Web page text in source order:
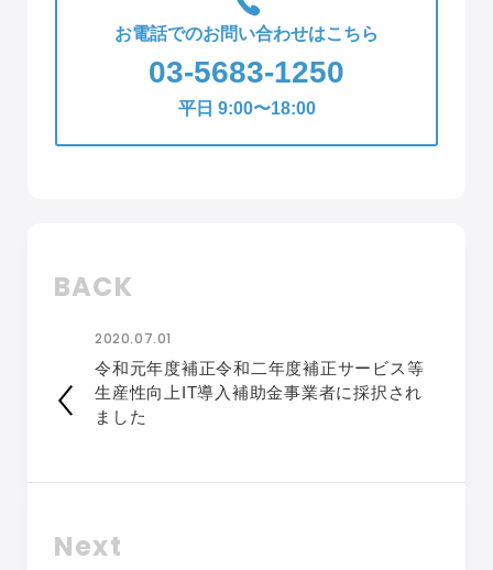
お電話でのお問い合わせはこちら
03-5683-1250
平日 9:00〜18:00
BACK
2020.07.01
令和元年度補正令和二年度補正サービス等
生産性向上IT導入補助金事業者に採択され
ました
Next